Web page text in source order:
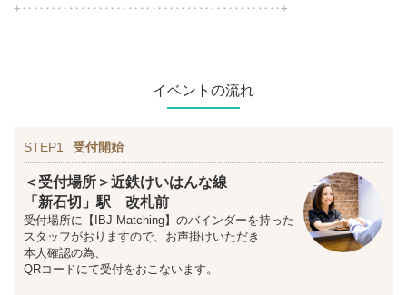
+‥‥‥‥‥‥‥‥‥‥‥‥‥‥‥‥‥‥‥‥‥‥+
イベントの流れ
STEP1 受付開始
＜受付場所＞近鉄けいはんな線
「新石切」駅 改札前
受付場所に【IBJ Matching】のバインダーを持った
スタッフがおりますので、お声掛けいただき
本人確認の為、
QRコードにて受付をおこないます。